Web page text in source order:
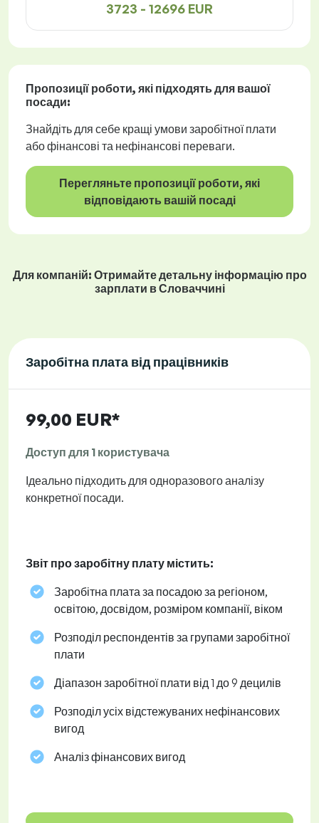
3723 - 12696 EUR
Пропозиції роботи, які підходять для вашої
посади:
Знайдіть для себе кращі умови заробітної плати
або фінансові та нефінансові переваги.
Перегляньте пропозиції роботи, які
відповідають вашій посаді
Для компаній: Отримайте детальну інформацію про
зарплати в Словаччині
Заробітна плата від працівників
99,00 EUR*
Доступ для 1 користувача
Ідеально підходить для одноразового аналізу
конкретної посади.
Звіт про заробітну плату містить:
Заробітна плата за посадою за регіоном,
освітою, досвідом, розміром компанії, віком
Розподіл респондентів за групами заробітної
плати
Діапазон заробітної плати від 1 до 9 децилів
Розподіл усіх відстежуваних нефінансових
вигод
Аналіз фінансових вигод